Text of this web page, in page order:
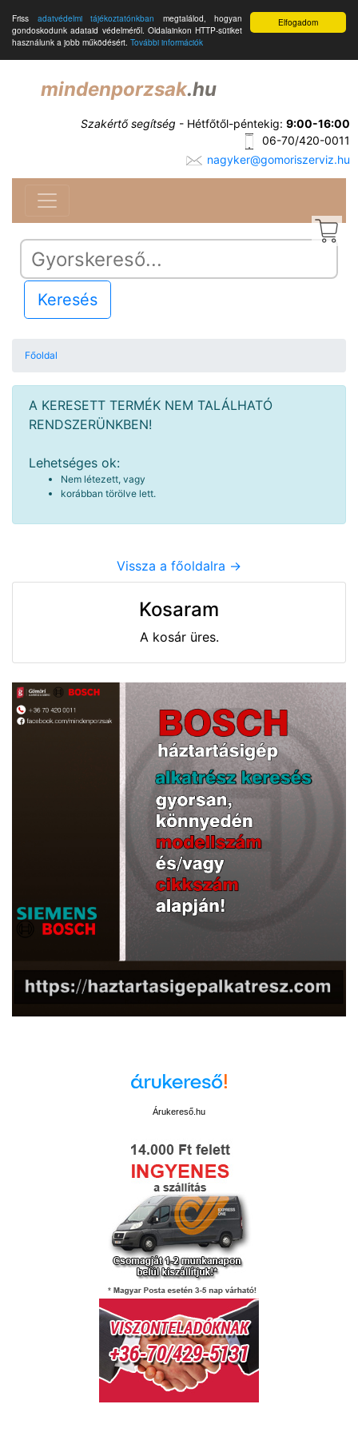
Elfogadom
Friss adatvédelmi tájékoztatónkban megtalálod, hogyan
gondoskodunk adataid védelméről. Oldalainkon HTTP-sütiket
használunk a jobb működésért. További információk
mindenporzsak.hu
Szakértő segítség - Hétfőtől-péntekig: 9:00-16:00
06-70/420-0011
nagyker@gomoriszerviz.hu
Keresés
Főoldal
A KERESETT TERMÉK NEM TALÁLHATÓ
RENDSZERÜNKBEN!
Lehetséges ok:
Nem létezett, vagy
korábban törölve lett.
Vissza a főoldalra ->
Kosaram
A kosár üres.
Árukereső.hu